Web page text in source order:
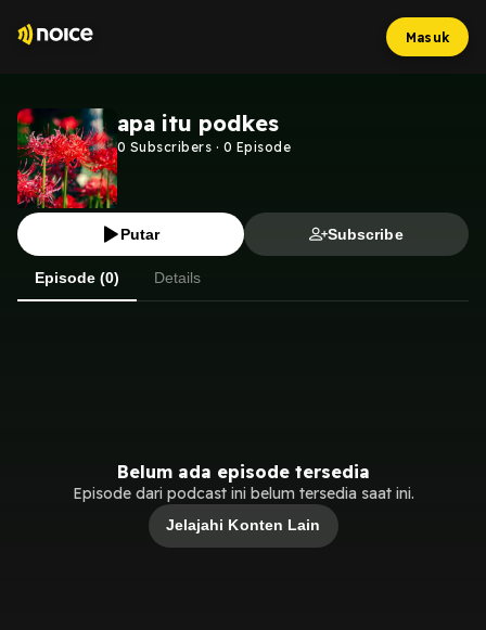
Masuk
apa itu podkes
0 Subscribers · 0 Episode
Putar Subscribe
Episode (0) Details
Belum ada episode tersedia
Episode dari podcast ini belum tersedia saat ini.
Jelajahi Konten Lain